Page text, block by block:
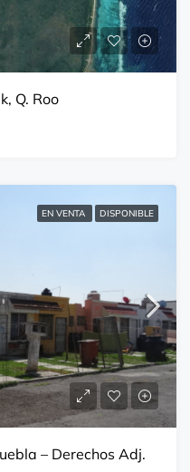
Q. Roo
EN VENTA DISPONIBLE
– Derechos Adj.